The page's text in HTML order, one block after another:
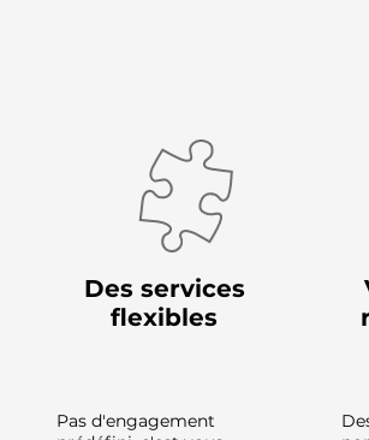
Des services
flexibles
Pas d'engagement